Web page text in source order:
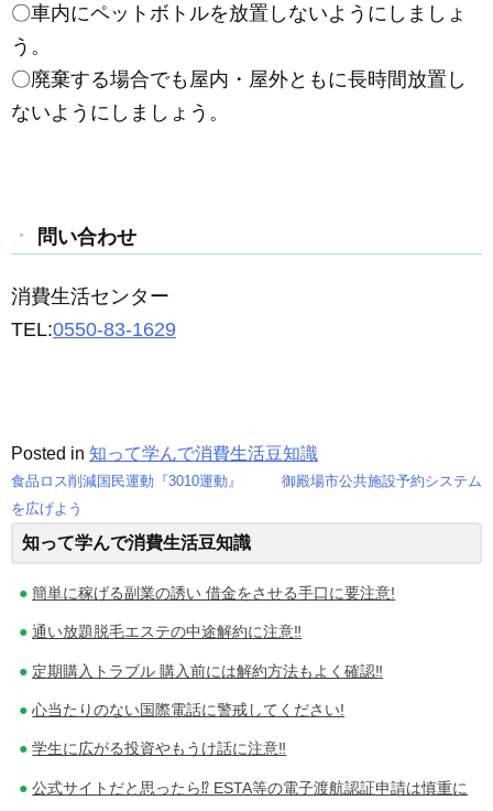
〇車内にペットボトルを放置しないようにしましょ
う。
〇廃棄する場合でも屋内・屋外ともに長時間放置し
ないようにしましょう。
問い合わせ
消費生活センター
TEL:0550-83-1629
Posted in 知って学んで消費生活豆知識
投
稿
ナ
ビ
ゲ
ー
シ
ョ
食品ロス削減国民運動『3010運動』
を広げよう
御殿場市公共施設予約システム
知って学んで消費生活豆知識
簡単に稼げる副業の誘い 借金をさせる手口に要注意!
通い放題脱毛エステの中途解約に注意‼
定期購入トラブル 購入前には解約方法もよく確認‼
心当たりのない国際電話に警戒してください!
学生に広がる投資やもうけ話に注意‼
公式サイトだと思ったら⁉ ESTA等の電子渡航認証申請は慎重に